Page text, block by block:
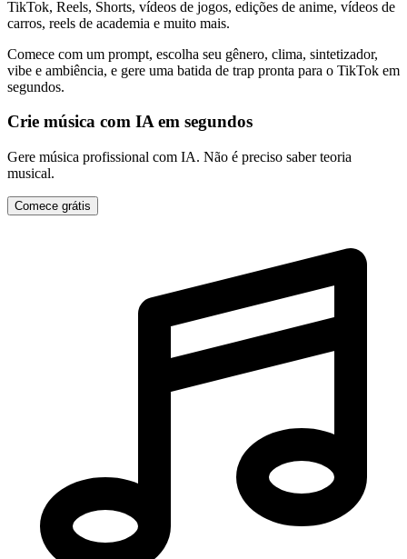
TikTok, Reels, Shorts, vídeos de jogos, edições de anime, vídeos de
carros, reels de academia e muito mais.
Comece com um prompt, escolha seu gênero, clima, sintetizador,
vibe e ambiência, e gere uma batida de trap pronta para o TikTok em
segundos.
Crie música com IA em segundos
Gere música profissional com IA. Não é preciso saber teoria
musical.
Comece grátis